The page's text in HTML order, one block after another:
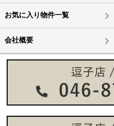
お気に入り物件一覧
会社概要